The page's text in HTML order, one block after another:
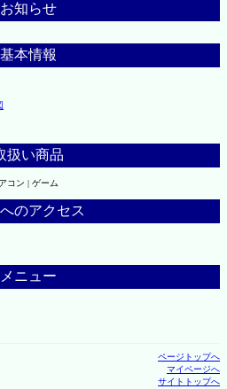
お知らせ
基本情報
扱い商品
コン | ゲーム
のアクセス
メニュー
ページトップへ
マイページへ
サイトトップへ